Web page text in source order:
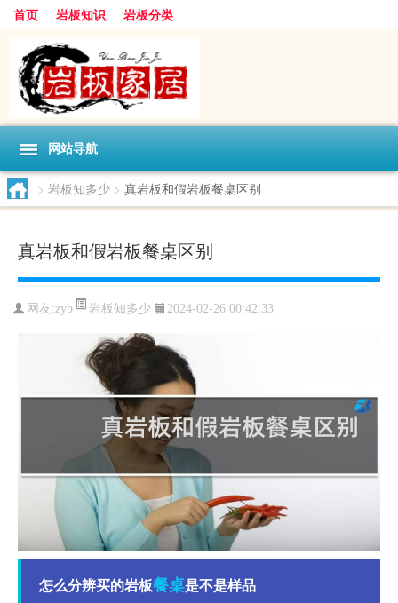
首页 岩板知识 岩板分类
网站导航
> 岩板知多少 > 真岩板和假岩板餐桌区别
真岩板和假岩板餐桌区别
网友:zyb 岩板知多少 2024-02-26 00:42:33
怎么分辨买的岩板餐桌是不是样品